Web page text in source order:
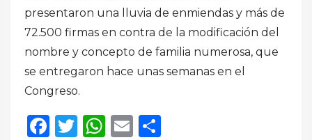
presentaron una lluvia de enmiendas y más de
72.500 firmas en contra de la modificación del
nombre y concepto de familia numerosa, que
se entregaron hace unas semanas en el
Congreso.
Facebook
Twitter
WhatsApp
Email